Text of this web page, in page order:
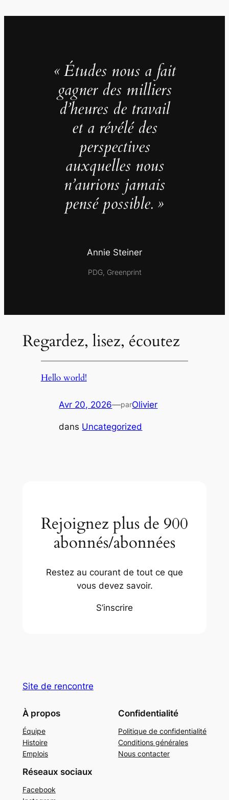
« Études nous a fait
gagner des milliers
d’heures de travail
et a révélé des
perspectives
auxquelles nous
n’aurions jamais
pensé possible. »
Annie Steiner
PDG, Greenprint
Regardez, lisez, écoutez
Hello world!
Avr 20, 2026—parOlivier
dans Uncategorized
Rejoignez plus de 900
abonnés/abonnées
Restez au courant de tout ce que
vous devez savoir.
S’inscrire
Site de rencontre
À propos
Équipe
Histoire
Emplois
Confidentialité
Politique de confidentialité
Conditions générales
Nous contacter
Réseaux sociaux
Facebook